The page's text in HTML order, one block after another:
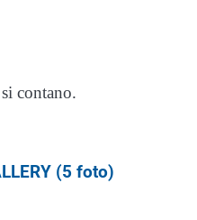
contano.
(5 foto)